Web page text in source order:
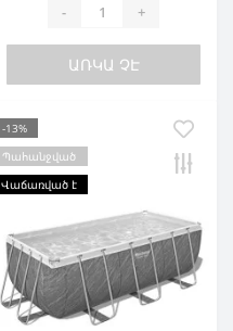
- +
ԱՌԿԱ ՉԷ
-13%
Պահանջված
Վաճառված է